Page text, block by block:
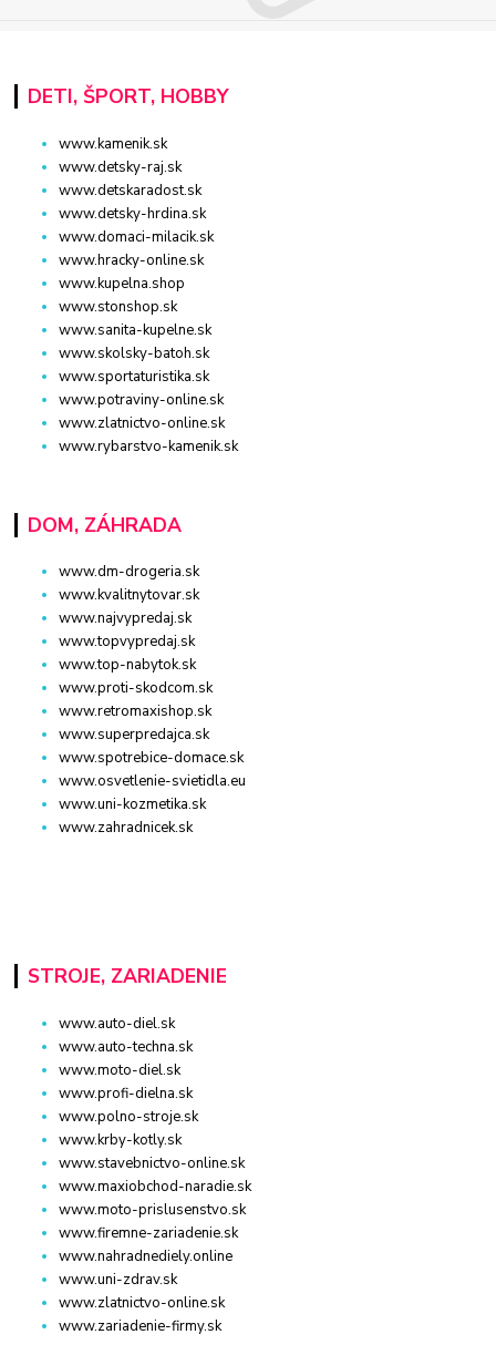
DETI, ŠPORT, HOBBY
www.kamenik.sk
www.detsky-raj.sk
www.detskaradost.sk
www.detsky-hrdina.sk
www.domaci-milacik.sk
www.hracky-online.sk
www.kupelna.shop
www.stonshop.sk
www.sanita-kupelne.sk
www.skolsky-batoh.sk
www.sportaturistika.sk
www.potraviny-online.sk
www.zlatnictvo-online.sk
www.rybarstvo-kamenik.sk
DOM, ZÁHRADA
www.dm-drogeria.sk
www.kvalitnytovar.sk
www.najvypredaj.sk
www.topvypredaj.sk
www.top-nabytok.sk
www.proti-skodcom.sk
www.retromaxishop.sk
www.superpredajca.sk
www.spotrebice-domace.sk
www.osvetlenie-svietidla.eu
www.uni-kozmetika.sk
www.zahradnicek.sk
STROJE, ZARIADENIE
www.auto-diel.sk
www.auto-techna.sk
www.moto-diel.sk
www.profi-dielna.sk
www.polno-stroje.sk
www.krby-kotly.sk
www.stavebnictvo-online.sk
www.maxiobchod-naradie.sk
www.moto-prislusenstvo.sk
www.firemne-zariadenie.sk
www.nahradnediely.online
www.uni-zdrav.sk
www.zlatnictvo-online.sk
www.zariadenie-firmy.sk